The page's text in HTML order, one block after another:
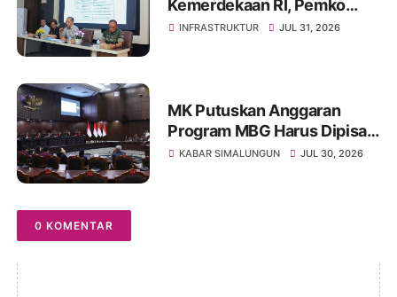
Kemerdekaan RI, Pemko
Pematangsiantar
INFRASTRUKTUR JUL 31, 2026
MK Putuskan Anggaran
Program MBG Harus Dipisah
dari Anggaran Pendidikan
KABAR SIMALUNGUN JUL 30, 2026
0 KOMENTAR